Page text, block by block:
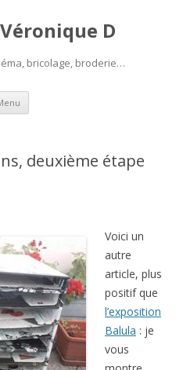
D
bricolage, broderie…
Aller
contenu
deuxième étape
Voici un
autre
article, plus
positif que
l’exposition
Balula : je
vous